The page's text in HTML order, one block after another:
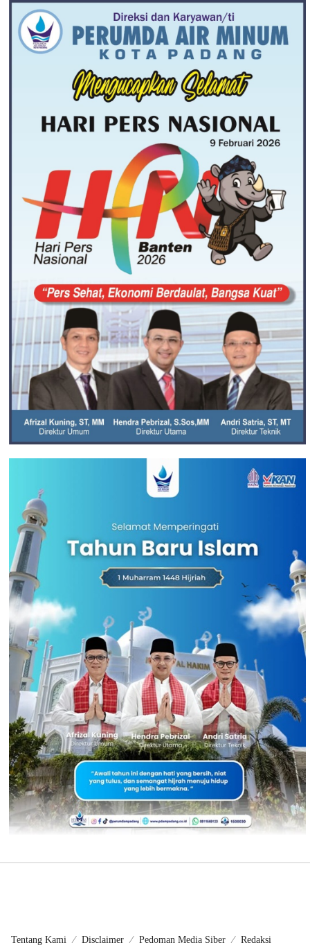
Tentang Kami Disclaimer Pedoman Media Siber Redaksi